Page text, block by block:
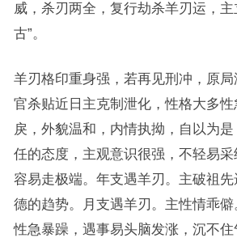
威，杀刃两全，复行劫杀羊刃运，
古”。
羊刃格印重身强，若再见刑冲，原
官杀贴近日主克制泄化，性格大多
戾，外貌温和，内情执拗，自以为
任的态度，主观意识很强，不轻易
容易走极端。年支遇羊刃。主破祖
德的趋势。月支遇羊刃。主性情乖
性急暴躁，遇事易头脑发涨，沉不